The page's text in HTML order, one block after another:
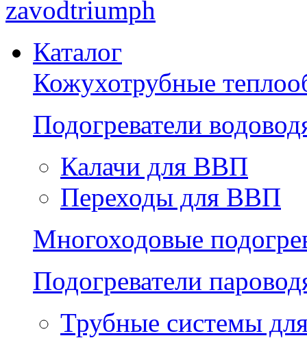
zavodtriumph
Каталог
Кожухотрубные
Подогреватели
Калачи для ВВП
Переходы для ВВП
Многоходовые
Подогреватели
Трубные системы